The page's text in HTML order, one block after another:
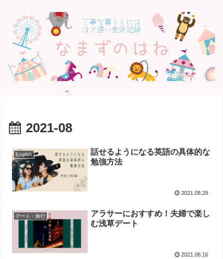
2021-08
English
話せるようになる英語の具体的な
勉強方法
2021.08.29
デート・旅行
アラサーにおすすめ！夫婦で楽し
む浅草デート
2021.08.16